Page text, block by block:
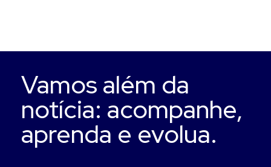
Vamos além da
notícia: acompanhe,
aprenda e evolua.